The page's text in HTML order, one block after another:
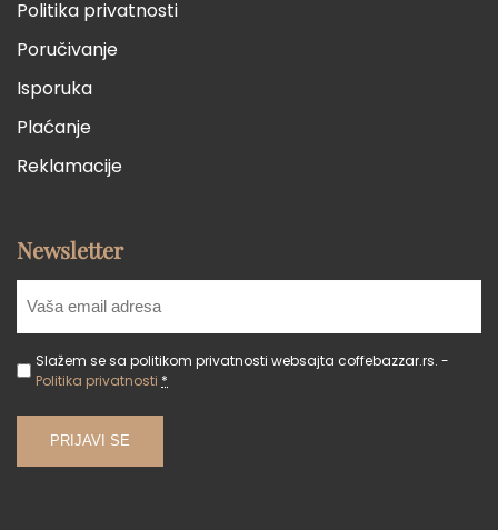
Politika privatnosti
Poručivanje
Isporuka
Plaćanje
Reklamacije
Newsletter
Slažem se sa politikom privatnosti websajta coffebazzar.rs. -
Politika privatnosti *